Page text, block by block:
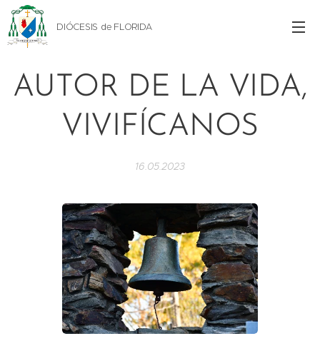
DIÓCESIS de FLORIDA
AUTOR DE LA VIDA,
VIVIFÍCANOS
16.05.2023